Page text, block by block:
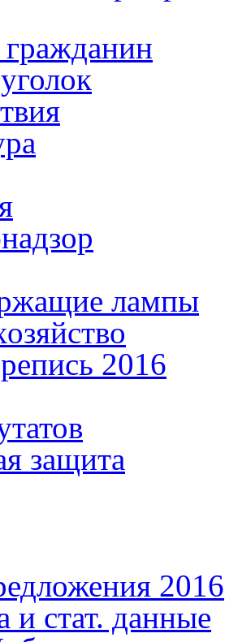
лампы
2016
защита
2016
и стат. данные